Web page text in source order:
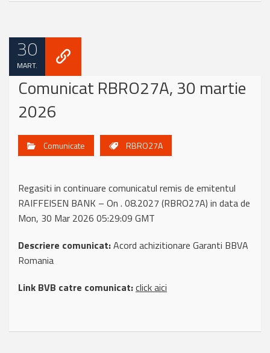
30
MART.
Comunicat RBRO27A, 30 martie
2026
Comunicate RBRO27A
Regasiti in continuare comunicatul remis de emitentul
RAIFFEISEN BANK – On . 08.2027 (RBRO27A) in data de
Mon, 30 Mar 2026 05:29:09 GMT
Descriere comunicat:Acord achizitionare Garanti BBVA
Romania
Link BVB catre comunicat:click aici